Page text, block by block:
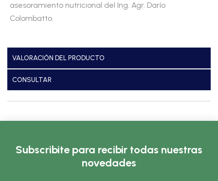
asesoramiento nutricional del Ing. Agr. Darío
Colombatto.
VALORACIÓN DEL PRODUCTO
CONSULTAR
Subscribite para recibir todas nuestras
novedades